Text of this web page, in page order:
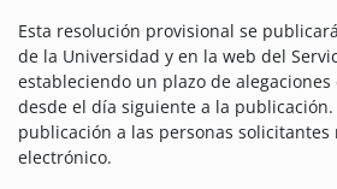
Esta resolución provisional se
de la Universidad y en la web del
estableciendo un plazo de
desde el día siguiente a la publicación.
publicación a las personas
electrónico.